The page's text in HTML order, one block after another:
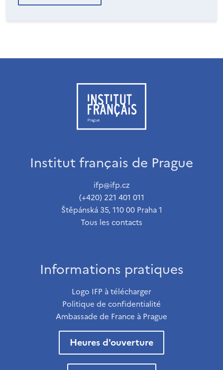
Institut français de Prague
ifp@ifp.cz
(+420) 221 401 011
Štěpánská 35, 110 00 Praha 1
Tous les contacts
Informations pratiques
Logo IFP à télécharger
Politique de confidentialité
Ambassade de France à Prague
Heures d'ouverture